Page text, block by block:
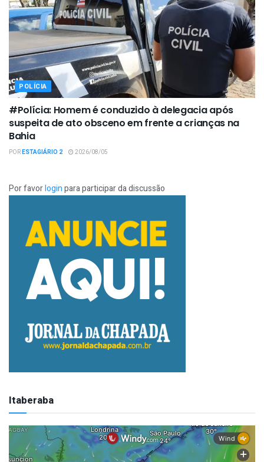
POLÍCIA
#Polícia: Homem é conduzido à delegacia após
suspeita de ato obsceno em frente a crianças na
Bahia
PORESTAGIÁRIO 2 2026/08/05
Por favorloginpara participar da discussão
Itaberaba